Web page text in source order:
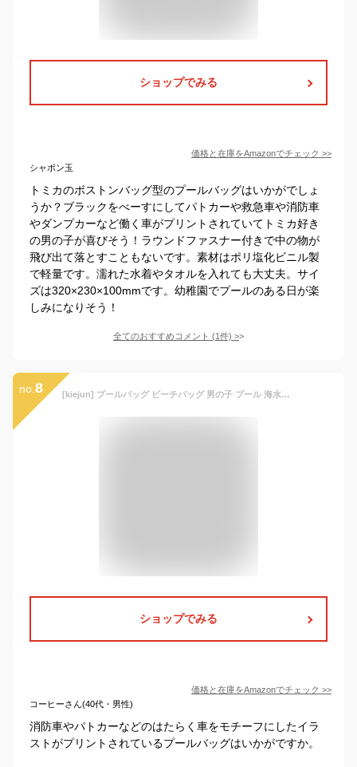
ショップでみる
価格と在庫をAmazonでチェック >>
シャボン玉
トミカのボストンバッグ型のプールバッグはいかがでしょ
うか？ブラックをべーすにしてパトカーや救急車や消防車
やダンプカーなど働く車がプリントされていてトミカ好き
の男の子が喜びそう！ラウンドファスナー付きで中の物が
飛び出て落とすこともないです。素材はポリ塩化ビニル製
で軽量です。濡れた水着やタオルを入れても大丈夫。サイ
ズは320×230×100mmです。幼稚園でプールのある日が楽
しみになりそう！
全てのおすすめコメント (1件) >
no. 8 [kiejun] プールバッグ ビーチバッグ 男の子 プール 海水浴 子供 透明 防水 小学生 幼稚園 保育園 ビニールバッグ KF 男児 (01 働く車 BL)
ショップでみる
価格と在庫をAmazonでチェック >>
コーヒーさん(40代・男性)
消防車やパトカーなどのはたらく車をモチーフにしたイラ
ストがプリントされているプールバッグはいかがですか。